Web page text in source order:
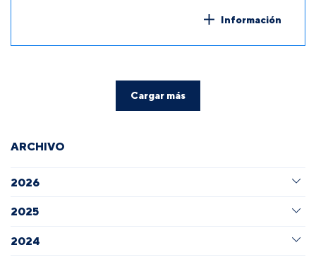
Información
Cargar más
ARCHIVO
2026
2025
2024